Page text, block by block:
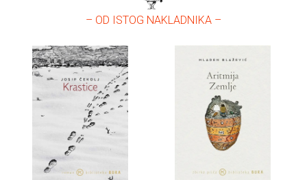
– OD ISTOG NAKLADNIKA –